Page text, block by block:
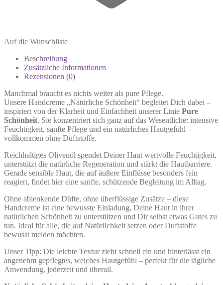
Auf die Wunschliste
Beschreibung
Zusätzliche Informationen
Rezensionen (0)
Manchmal braucht es nichts weiter als pure Pflege.
Unsere Handcreme „Natürliche Schönheit“ begleitet Dich dabei –
inspiriert von der Klarheit und Einfachheit unserer Linie Pure
Schönheit. Sie konzentriert sich ganz auf das Wesentliche: intensive
Feuchtigkeit, sanfte Pflege und ein natürliches Hautgefühl –
vollkommen ohne Duftstoffe.
Reichhaltiges Olivenöl spendet Deiner Haut wertvolle Feuchtigkeit,
unterstützt die natürliche Regeneration und stärkt die Hautbarriere.
Gerade sensible Haut, die auf äußere Einflüsse besonders fein
reagiert, findet hier eine sanfte, schützende Begleitung im Alltag.
Ohne ablenkende Düfte, ohne überflüssige Zusätze – diese
Handcreme ist eine bewusste Einladung, Deine Haut in ihrer
natürlichen Schönheit zu unterstützen und Dir selbst etwas Gutes zu
tun. Ideal für alle, die auf Natürlichkeit setzen oder Duftstoffe
bewusst meiden möchten.
Unser Tipp: Die leichte Textur zieht schnell ein und hinterlässt ein
angenehm gepflegtes, weiches Hautgefühl – perfekt für die tägliche
Anwendung, jederzeit und überall.